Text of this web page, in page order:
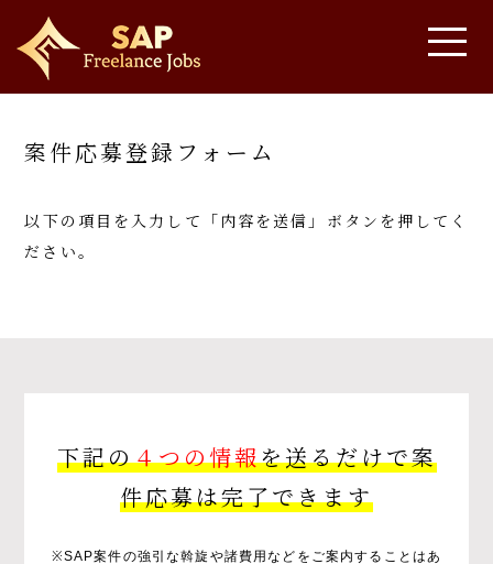
案件応募登録フォーム
以下の項目を入力して「内容を送信」ボタンを押してく
ださい。
下記の４つの情報を送るだけで案
件応募は完了できます
※SAP案件の強引な斡旋や諸費用などをご案内することはあ